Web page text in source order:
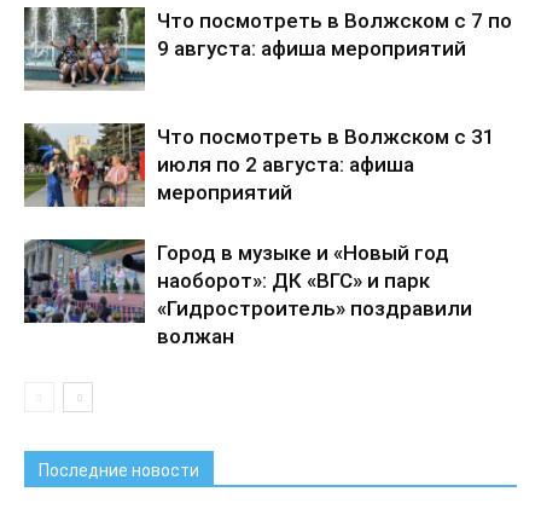
Что посмотреть в Волжском с 7 по
9 августа: афиша мероприятий
Что посмотреть в Волжском с 31
июля по 2 августа: афиша
мероприятий
Город в музыке и «Новый год
наоборот»: ДК «ВГС» и парк
«Гидростроитель» поздравили
волжан
Последние новости